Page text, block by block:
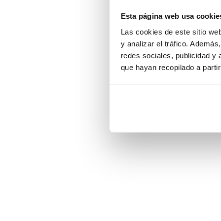
Esta página web usa
Las cookies de este sitio
y analizar el tráfico.
redes sociales, publicidad y
que hayan recopilado a
Application